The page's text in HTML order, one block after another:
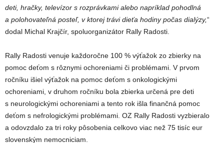
deti, hračky, televízor s rozprávkami alebo napríklad pohodlná
a polohovateľná posteľ, v ktorej trávi dieťa hodiny počas dialýzy,“
dodal Michal Krajčír, spoluorganizátor Rally Radosti.
Rally Radosti venuje každoročne 100 % výťažok zo zbierky na
pomoc deťom s rôznymi ochoreniami či problémami. V prvom
ročníku išiel výťažok na pomoc deťom s onkologickými
ochoreniami, v druhom ročníku bola zbierka určená pre deti
s neurologickými ochoreniami a tento rok išla finančná pomoc
deťom s nefrologickými problémami. OZ Rally Radosti vyzbieralo
a odovzdalo za tri roky pôsobenia celkovo viac než 75 tisíc eur
slovenským nemocniciam.